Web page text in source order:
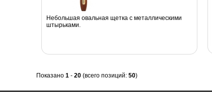
Небольшая овальная щетка с металлическими
штырьками.
Показано 1- 20(всего позиций: 50)